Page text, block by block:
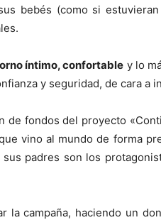
bebés (como si
íntimo, confortable y lo
y seguridad, de cara a
de fondos del proyecto
vino al mundo de forma
padres son los
la campaña, haciendo un